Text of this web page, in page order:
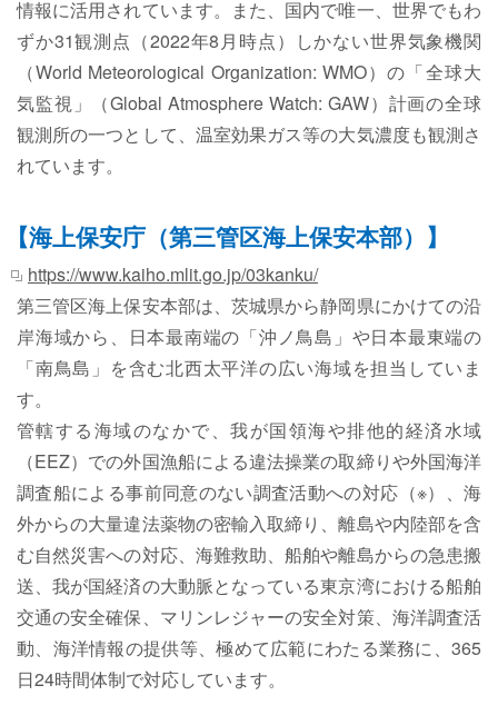
情報に活用されています。また、国内で唯一、世界でもわ
ずか31観測点（2022年8月時点）しかない世界気象機関
（World Meteorological Organization: WMO）の「全球大
気監視」（Global Atmosphere Watch: GAW）計画の全球
観測所の一つとして、温室効果ガス等の大気濃度も観測さ
れています。
【海上保安庁（第三管区海上保安本部）】
https://www.kaiho.mlit.go.jp/03kanku/
第三管区海上保安本部は、茨城県から静岡県にかけての沿
岸海域から、日本最南端の「沖ノ鳥島」や日本最東端の
「南鳥島」を含む北西太平洋の広い海域を担当していま
す。
管轄する海域のなかで、我が国領海や排他的経済水域
（EEZ）での外国漁船による違法操業の取締りや外国海洋
調査船による事前同意のない調査活動への対応（※）、海
外からの大量違法薬物の密輸入取締り、離島や内陸部を含
む自然災害への対応、海難救助、船舶や離島からの急患搬
送、我が国経済の大動脈となっている東京湾における船舶
交通の安全確保、マリンレジャーの安全対策、海洋調査活
動、海洋情報の提供等、極めて広範にわたる業務に、365
日24時間体制で対応しています。